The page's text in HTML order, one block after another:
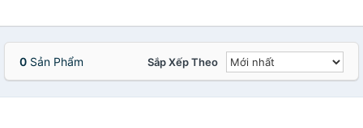
0 Sản Phẩm Sắp Xếp Theo